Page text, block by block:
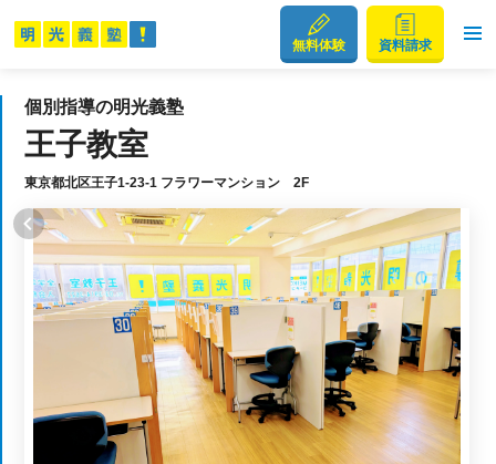
無料体験 資料請求
個別指導の明光義塾
王子教室
東京都北区王子1-23-1 フラワーマンション 2F